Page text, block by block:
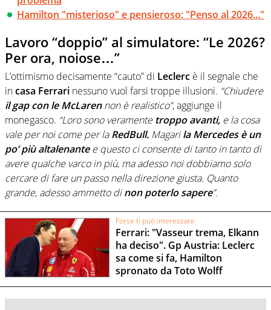
Hamilton "misterioso" e pensieroso: "Penso al 2026..."
Lavoro “doppio” al simulatore: “Le 2026?
Per ora, noiose…”
L’ottimismo decisamente “cauto” di Leclerc è il segnale che
incasa Ferrari nessuno vuol farsi troppe illusioni. “Chiudere
il gap con le McLarennon è realistico”, aggiunge il
monegasco. “Loro sono veramente troppo avanti, e la cosa
vale per noi come per laRedBull. Magarila Mercedes è un
po’ più altalenantee questo ci consente di tanto in tanto di
avere qualche varco in più, ma adesso noi dobbiamo solo
cercare di fare un passo nella direzione giusta. Quanto
grande, adesso ammetto dinon poterlo sapere”.
Forse ti può interessare
Ferrari: "Vasseur trema, Elkann
ha deciso". Gp Austria: Leclerc
sa come si fa, Hamilton
spronato da Toto Wolff